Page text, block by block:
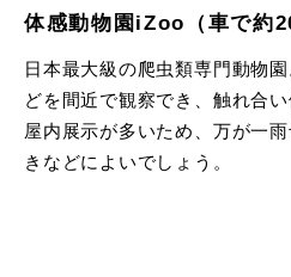
体感動物園iZoo（車で約
日本最大級の爬虫類専門動物
どを間近で観察でき、触れ合
屋内展示が多いため、万が一
きなどによいでしょう。